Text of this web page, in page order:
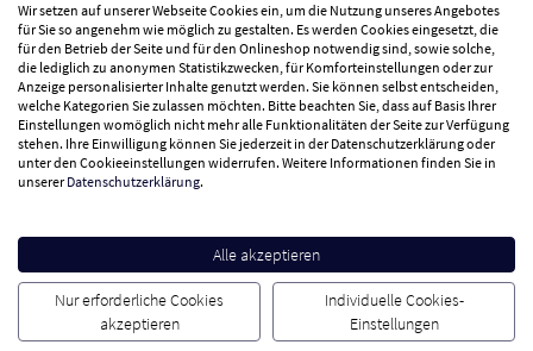
Vertrag widerrufen
Zahlungsarten
Wir versenden mit
Besuchen Sie uns
Cookie Einstellungen AGB Datenschutz Impressum
Wir setzen auf unserer Webseite Cookies ein, um die Nutzung unseres Angebotes
für Sie so angenehm wie möglich zu gestalten. Es werden Cookies eingesetzt, die
für den Betrieb der Seite und für den Onlineshop notwendig sind, sowie solche,
die lediglich zu anonymen Statistikzwecken, für Komforteinstellungen oder zur
Anzeige personalisierter Inhalte genutzt werden. Sie können selbst entscheiden,
welche Kategorien Sie zulassen möchten. Bitte beachten Sie, dass auf Basis Ihrer
Einstellungen womöglich nicht mehr alle Funktionalitäten der Seite zur Verfügung
stehen. Ihre Einwilligung können Sie jederzeit in der Datenschutzerklärung oder
unter den Cookieeinstellungen widerrufen. Weitere Informationen finden Sie in
unsererDatenschutzerklärung.
Alle akzeptieren
Nur erforderliche Cookies
akzeptieren
Individuelle Cookies-
Einstellungen